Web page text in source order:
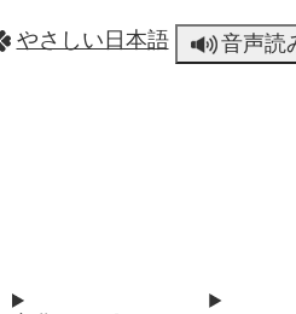
やさしい日本語 音声読